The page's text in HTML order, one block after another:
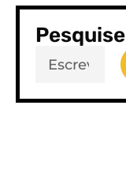
Pesquise